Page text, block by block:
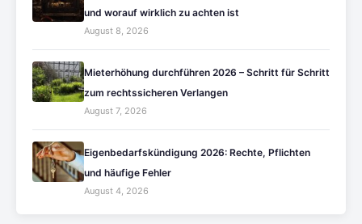
und worauf wirklich zu achten ist
August 8, 2026
Mieterhöhung durchführen 2026 – Schritt für Schritt
zum rechtssicheren Verlangen
August 7, 2026
Eigenbedarfskündigung 2026: Rechte, Pflichten
und häufige Fehler
August 4, 2026